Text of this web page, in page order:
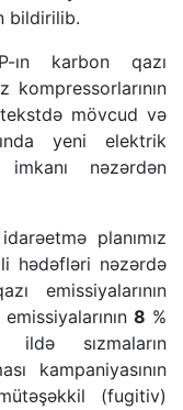
bildirilib.
ın karbon qazı
kompressorlarının
mövcud və
yeni elektrik
imkanı nəzərdən
planımız
hədəfləri nəzərdə
emissiyalarının
8 %
ildə sızmaların
kampaniyasının
(fugitiv)